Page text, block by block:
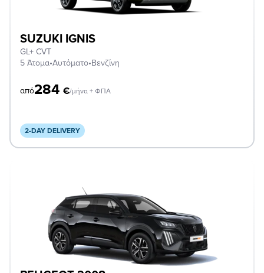
SUZUKI IGNIS
GL+ CVT
5 Άτομα•Αυτόματο•Βενζίνη
από284 €/μήνα + ΦΠΑ
2-DAY DELIVERY